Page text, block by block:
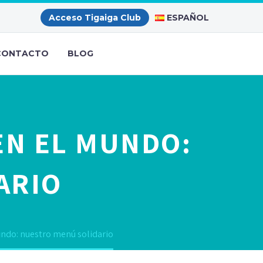
Acceso Tigaiga Club ESPAÑOL
BLOG
EL MUNDO:
nuestro menú solidario